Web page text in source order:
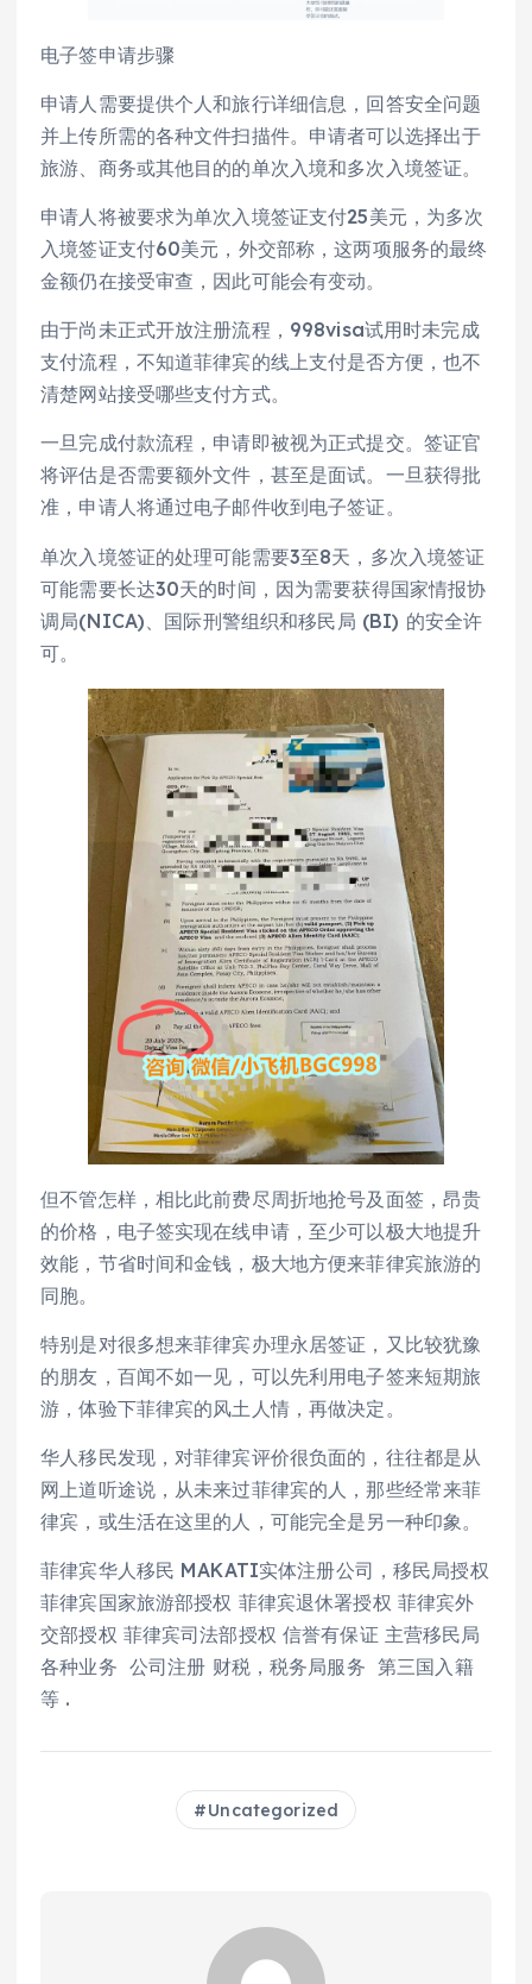
电子签申请步骤
申请人需要提供个人和旅行详细信息，回答安全问题
并上传所需的各种文件扫描件。申请者可以选择出于
旅游、商务或其他目的的单次入境和多次入境签证。
申请人将被要求为单次入境签证支付25美元，为多次
入境签证支付60美元，外交部称，这两项服务的最终
金额仍在接受审查，因此可能会有变动。
由于尚未正式开放注册流程，998visa试用时未完成
支付流程，不知道菲律宾的线上支付是否方便，也不
清楚网站接受哪些支付方式。
一旦完成付款流程，申请即被视为正式提交。签证官
将评估是否需要额外文件，甚至是面试。一旦获得批
准，申请人将通过电子邮件收到电子签证。
单次入境签证的处理可能需要3至8天，多次入境签证
可能需要长达30天的时间，因为需要获得国家情报协
调局(NICA)、国际刑警组织和移民局 (BI) 的安全许
可。
但不管怎样，相比此前费尽周折地抢号及面签，昂贵
的价格，电子签实现在线申请，至少可以极大地提升
效能，节省时间和金钱，极大地方便来菲律宾旅游的
同胞。
特别是对很多想来菲律宾办理永居签证，又比较犹豫
的朋友，百闻不如一见，可以先利用电子签来短期旅
游，体验下菲律宾的风土人情，再做决定。
华人移民发现，对菲律宾评价很负面的，往往都是从
网上道听途说，从未来过菲律宾的人，那些经常来菲
律宾，或生活在这里的人，可能完全是另一种印象。
菲律宾华人移民 MAKATI实体注册公司，移民局授权
菲律宾国家旅游部授权 菲律宾退休署授权 菲律宾外
交部授权 菲律宾司法部授权 信誉有保证 主营移民局
各种业务 公司注册 财税，税务局服务 第三国入籍
等 .
Uncategorized